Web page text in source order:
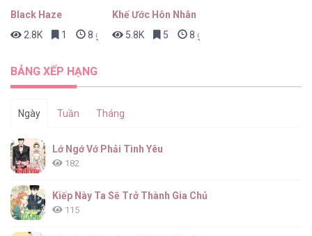
Black Haze
2.8K
1 8 giờ trước
Khế Ước Hôn Nhân Của Mẹ Tôi
5.8K
5 8 giờ trước
BẢNG XẾP HẠNG
Ngày Tuần Tháng
Lớ Ngớ Vớ Phải Tình Yêu
182
Kiếp Này Ta Sẽ Trở Thành Gia Chủ
115